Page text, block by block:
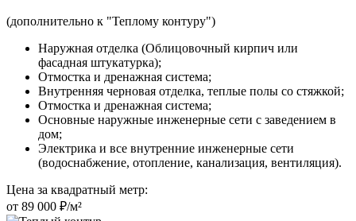
(дополнительно к "Теплому контуру")
Наружная отделка (Облицовочный кирпич или
фасадная штукатурка);
Отмостка и дренажная система;
Внутренняя черновая отделка, теплые полы со стяжкой;
Отмостка и дренажная система;
Основные наружные инженерные сети с заведением в
дом;
Электрика и все внутренние инженерные сети
(водоснабжение, отопление, канализация, вентиляция).
Цена за квадратный метр:
от 89 000 ₽/м²